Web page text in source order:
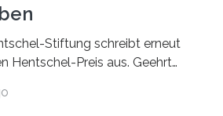
Stiftung schreibt erneut
Hentschel-Preis aus. Geehrt
Publikation zum Thema